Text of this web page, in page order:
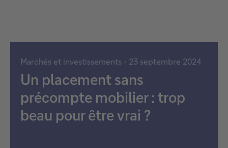
Marchés et investissements - 23 septembre 2024
Un placement sans
précompte mobilier : trop
beau pour être vrai ?